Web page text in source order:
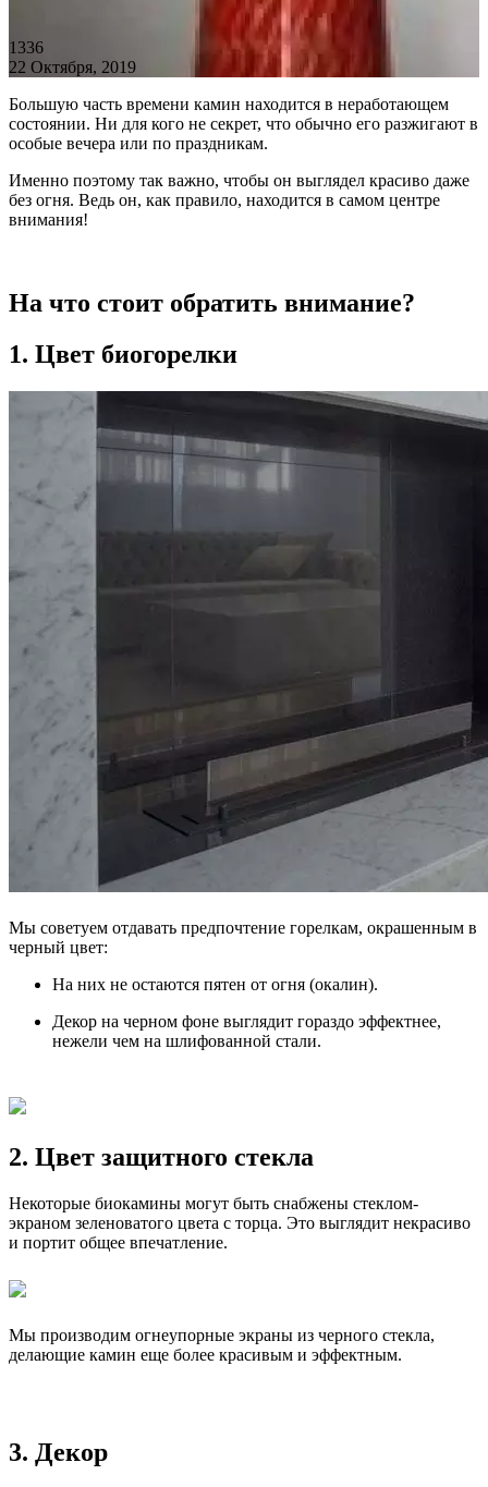
1336
22 Октября, 2019
Большую часть времени камин находится в неработающем
состоянии. Ни для кого не секрет, что обычно его разжигают в
особые вечера или по праздникам.
Именно поэтому так важно, чтобы он выглядел красиво даже
без огня. Ведь он, как правило, находится в самом центре
внимания!
На что стоит обратить внимание?
1. Цвет биогорелки
Мы советуем отдавать предпочтение горелкам, окрашенным в
черный цвет:
На них не остаются пятен от огня (окалин).
Декор на черном фоне выглядит гораздо эффектнее,
нежели чем на шлифованной стали.
2. Цвет защитного стекла
Некоторые биокамины могут быть снабжены стеклом-
экраном зеленоватого цвета с торца. Это выглядит некрасиво
и портит общее впечатление.
Мы производим огнеупорные экраны из черного стекла,
делающие камин еще более красивым и эффектным.
3. Декор